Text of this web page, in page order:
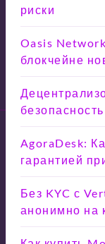
риски
Oasis
блокчейне
AgoraDesk:
гарантией
Без KYC с
анонимно на